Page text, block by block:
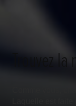
Trouvez
Comme vous,
Laquelle est